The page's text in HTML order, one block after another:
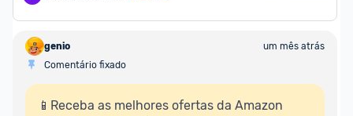
genio
um mês atrás
Comentário fixado
📱Receba as melhores ofertas da Amazon